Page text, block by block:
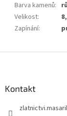
Barva kamenů:
Velikost:
Zapínání:
Kontakt